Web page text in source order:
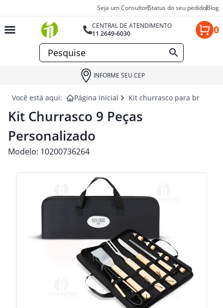
Seja um ConsultorStatus do seu pedidoBlog
CENTRAL DE ATENDIMENTO
11 2649-6030
0
INFORME SEU CEP
Você está aqui: Página Inicial Kit churrasco para brindes
Kit Churrasco 9 Peças
Personalizado
Modelo: 10200736264